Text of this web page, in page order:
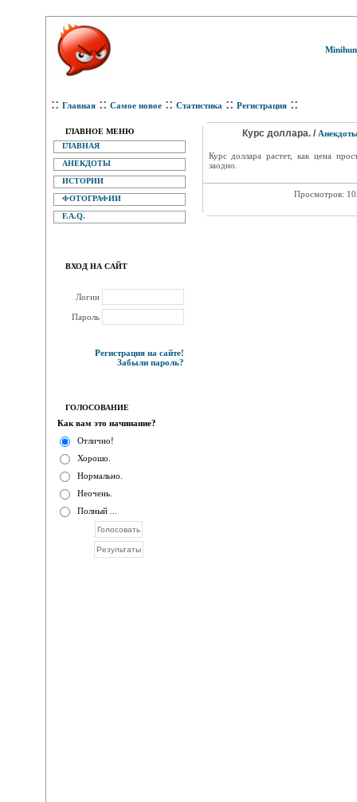
:: Главная :: Самое новое :: Статистика :: Регистрация ::
ГЛАВНОЕ МЕНЮ
ГЛАВНАЯ
АНЕКДОТЫ
ИСТОРИИ
ФОТОГРАФИИ
F.A.Q.
ВХОД НА САЙТ
Логин
Пароль
Регистрация на сайте!
Забыли пароль?
ГОЛОСОВАНИЕ
Как вам это начинание?
Отлично!
Хорошо.
Нормально.
Неочень.
Полный ...
Курс доллара. /
Курс доллара растет, как цена
заодно.
Просмотров: